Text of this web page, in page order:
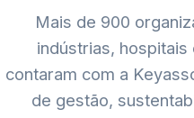
Mais de 900
indústrias,
contaram com a
de gestão,